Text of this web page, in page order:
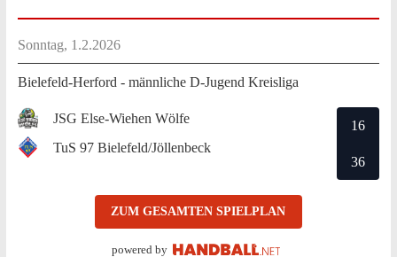
Sonntag, 1.2.2026
Bielefeld-Herford - männliche D-Jugend Kreisliga
JSG Else-Wiehen Wölfe
TuS 97 Bielefeld/Jöllenbeck
16
36
ZUM GESAMTEN SPIELPLAN
powered by